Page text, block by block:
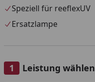
Speziell für reeflexUV
Ersatzlampe
Leistung wählen